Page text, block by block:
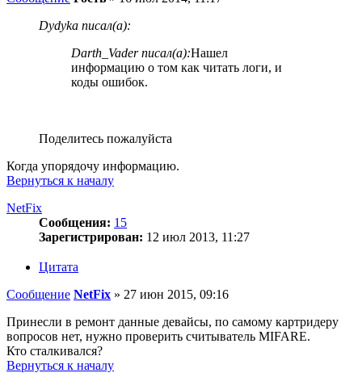
Dydyka писал(а):
Darth_Vader писал(а):Нашел
информацию о том как читать логи, и
коды ошибок.
Поделитесь пожалуйста
Когда упорядочу информацию.
Вернуться к началу
NetFix
Сообщения: 15
Зарегистрирован: 12 июл 2013, 11:27
Цитата
Сообщение NetFix » 27 июн 2015, 09:16
Принесли в ремонт данные девайсы, по самому картридеру
вопросов нет, нужно проверить считыватель MIFARE.
Кто сталкивался?
Вернуться к началу